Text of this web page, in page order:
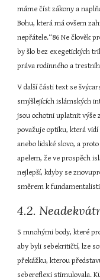
máme číst zákony a
Bohu, která má ovšem
nepřátele.“86 Ne člověk
by šlo bez exegetických
práva rodinného a
V další části text se
smýšlejících islámských
jsou ochotni uplatnit výše
považuje optiku, která
anebo lidské slovo, a
apelem, že ve prospěch
nejlepší, kdyby se
směrem k
4.2.
S mnohými body, které
aby byli sebekritičtí, lze
překážku, kterou
sebereflexi stimulovala.